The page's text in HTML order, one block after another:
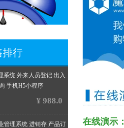
在线演示：
排行
系统 外来人员登记 出入
手机H5小程序
¥ 988.0
管理系统 进销存 产品订